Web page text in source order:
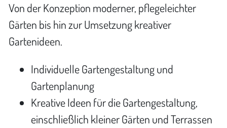
Von der Konzeption moderner, pflegeleichter
Gärten bis hin zur Umsetzung kreativer
Gartenideen.
Individuelle Gartengestaltung und
Gartenplanung
Kreative Ideen für die Gartengestaltung,
einschließlich kleiner Gärten und Terrassen